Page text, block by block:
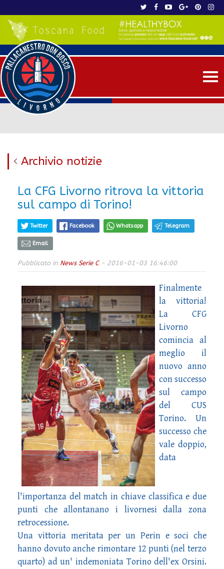
Archivio notizie
La CFG Livorno ritrova la vittoria
sul campo di Torino!
Twitter Facebook Whatsapp Telegram
Email
Pubblicato in News Serie C- 2016-01-03 16:46:00
Finalmente
la vittoria!
La CFG
Livorno
comincia al
meglio il
nuovo anno
con successo
sul campo
del CUS
Torino. Un
successo che
vale doppio,
data
l'importanza del match in chiave classifica e due
punti che allontanano i livornesi dalla zona
retrocessione.
Una vittoria meritata per un Perin e soci che
hanno dovuto anche rimontare 12 punti (nel terzo
quarto) ad un' indemoniata Torino dell'ex Orsini.